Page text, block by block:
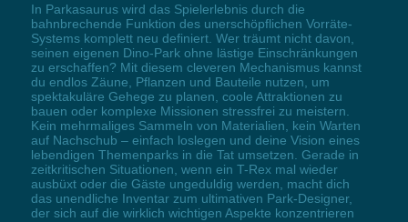
In Parkasaurus wird das Spielerlebnis durch die
bahnbrechende Funktion des unerschöpflichen Vorräte-
Systems komplett neu definiert. Wer träumt nicht davon,
seinen eigenen Dino-Park ohne lästige Einschränkungen
zu erschaffen? Mit diesem cleveren Mechanismus kannst
du endlos Zäune, Pflanzen und Bauteile nutzen, um
spektakuläre Gehege zu planen, coole Attraktionen zu
bauen oder komplexe Missionen stressfrei zu meistern.
Kein mehrmaliges Sammeln von Materialien, kein Warten
auf Nachschub – einfach loslegen und deine Vision eines
lebendigen Themenparks in die Tat umsetzen. Gerade in
zeitkritischen Situationen, wenn ein T-Rex mal wieder
ausbüxt oder die Gäste ungeduldig werden, macht dich
das unendliche Inventar zum ultimativen Park-Designer,
der sich auf die wirklich wichtigen Aspekte konzentrieren